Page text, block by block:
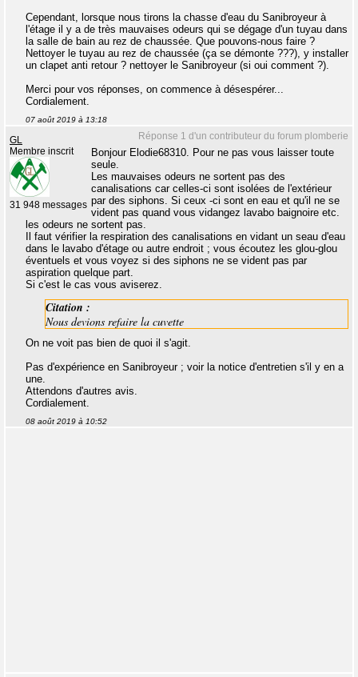
Cependant, lorsque nous tirons la chasse d'eau du Sanibroyeur à
l'étage il y a de très mauvaises odeurs qui se dégage d'un tuyau dans
la salle de bain au rez de chaussée. Que pouvons-nous faire ?
Nettoyer le tuyau au rez de chaussée (ça se démonte ???), y installer
un clapet anti retour ? nettoyer le Sanibroyeur (si oui comment ?).
Merci pour vos réponses, on commence à désespérer...
Cordialement.
07 août 2019 à 13:18
Réponse 1 d'un contributeur du forum plomberie
GL
Membre inscrit
31 948 messages
Bonjour Elodie68310. Pour ne pas vous laisser toute
seule.
Les mauvaises odeurs ne sortent pas des
canalisations car celles-ci sont isolées de l'extérieur
par des siphons. Si ceux -ci sont en eau et qu'il ne se
vident pas quand vous vidangez lavabo baignoire etc.
les odeurs ne sortent pas.
Il faut vérifier la respiration des canalisations en vidant un seau d'eau
dans le lavabo d'étage ou autre endroit ; vous écoutez les glou-glou
éventuels et vous voyez si des siphons ne se vident pas par
aspiration quelque part.
Si c'est le cas vous aviserez.
Citation :
Nous devions refaire la cuvette
On ne voit pas bien de quoi il s'agit.
Pas d'expérience en Sanibroyeur ; voir la notice d'entretien s'il y en a
une.
Attendons d'autres avis.
Cordialement.
08 août 2019 à 10:52